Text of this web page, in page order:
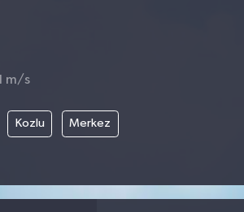
m/s
Kozlu Merkez